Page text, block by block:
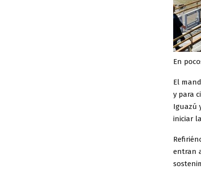
En
El
y para
Iguazú
iniciar
entran